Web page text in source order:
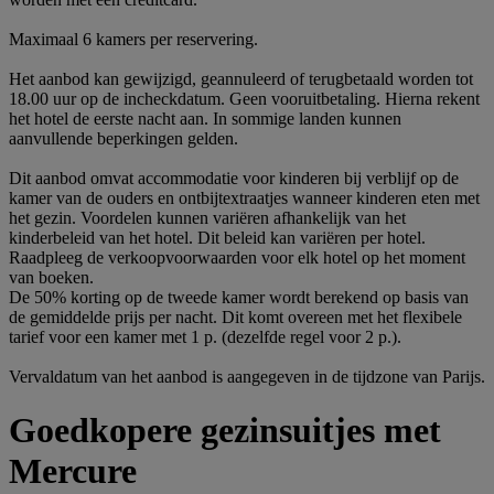
Maximaal 6 kamers per reservering.
Het aanbod kan gewijzigd, geannuleerd of terugbetaald worden tot
18.00 uur op de incheckdatum. Geen vooruitbetaling. Hierna rekent
het hotel de eerste nacht aan. In sommige landen kunnen
aanvullende beperkingen gelden.
Dit aanbod omvat accommodatie voor kinderen bij verblijf op de
kamer van de ouders en ontbijtextraatjes wanneer kinderen eten met
het gezin. Voordelen kunnen variëren afhankelijk van het
kinderbeleid van het hotel. Dit beleid kan variëren per hotel.
Raadpleeg de verkoopvoorwaarden voor elk hotel op het moment
van boeken.
De 50% korting op de tweede kamer wordt berekend op basis van
de gemiddelde prijs per nacht. Dit komt overeen met het flexibele
tarief voor een kamer met 1 p. (dezelfde regel voor 2 p.).
Vervaldatum van het aanbod is aangegeven in de tijdzone van Parijs.
Goedkopere gezinsuitjes met
Mercure